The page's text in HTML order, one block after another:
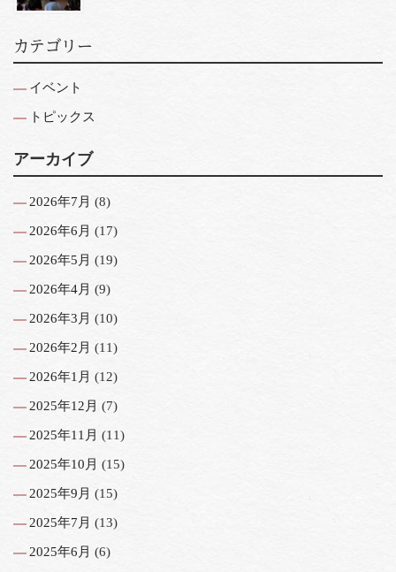
カテゴリー
イベント
トピックス
アーカイブ
2026年7月 (8)
2026年6月 (17)
2026年5月 (19)
2026年4月 (9)
2026年3月 (10)
2026年2月 (11)
2026年1月 (12)
2025年12月 (7)
2025年11月 (11)
2025年10月 (15)
2025年9月 (15)
2025年7月 (13)
2025年6月 (6)